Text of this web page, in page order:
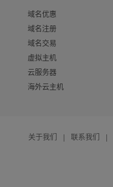
域名优惠
域名注册
域名交易
虚拟主机
云服务器
海外云主机
关于我们 | 联系我们 |